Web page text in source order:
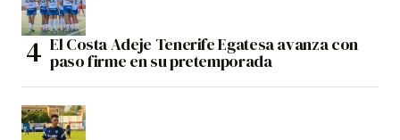
El Costa Adeje Tenerife Egatesa avanza con
paso firme en su pretemporada